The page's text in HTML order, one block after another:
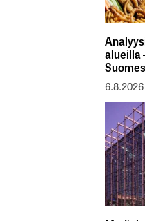
alueilla
6.8.2026